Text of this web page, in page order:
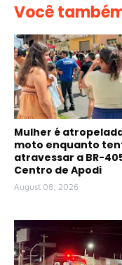
Você
Mulher é
moto enquanto
atravessar a BR-
Centro de Apodi
August 08, 2026